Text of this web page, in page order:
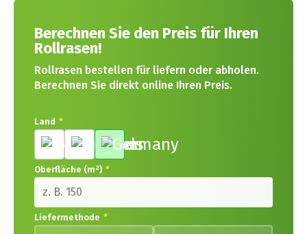
Berechnen Sie den Preis für Ihren
Rollrasen!
Rollrasen bestellen für liefern oder abholen.
Berechnen Sie direkt online Ihren Preis.
Land *
Oberfläche (m²) *
Liefermethode *